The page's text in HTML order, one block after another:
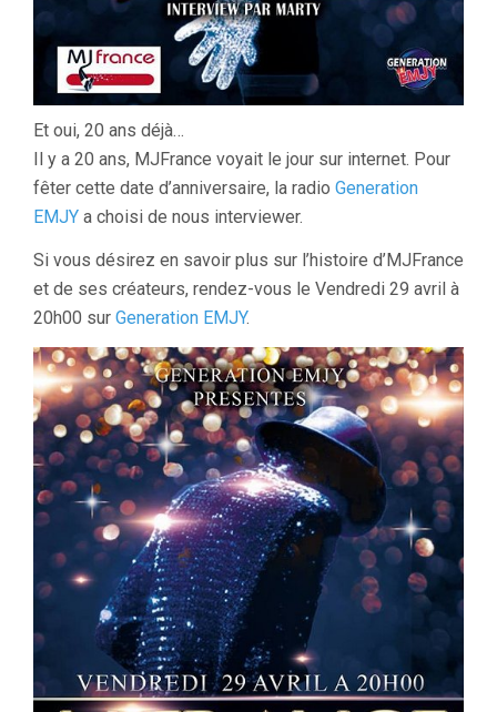
Et oui, 20 ans déjà…
Il y a 20 ans, MJFrance voyait le jour sur internet. Pour
fêter cette date d’anniversaire, la radio Generation
EMJY a choisi de nous interviewer.
Si vous désirez en savoir plus sur l’histoire d’MJFrance
et de ses créateurs, rendez-vous le Vendredi 29 avril à
20h00 sur Generation EMJY.